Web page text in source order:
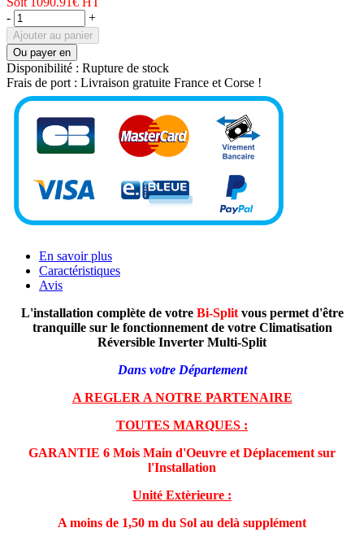
-
+
Ajouter au panier
Ou payer en
Disponibilité : Rupture de stock
Frais de port : Livraison gratuite France et Corse !
En savoir plus
Caractéristiques
Avis
L'installation complète de votre Bi-Splitvous permet d'être
tranquille sur le fonctionnement de votre Climatisation
Réversible Inverter Multi-Split
Dans votre Département
A REGLER A NOTRE PARTENAIRE
TOUTES MARQUES :
GARANTIE 6 Mois Main d'Oeuvre et Déplacement sur
l'Installation
Unité Extèrieure :
A moins de 1,50 m du Sol au delà supplément